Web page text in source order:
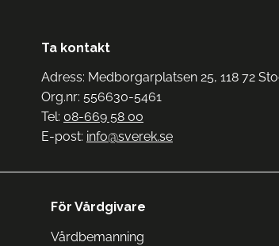
Ta kontakt
Adress: Medborgarplatsen 25, 118 72
Org.nr: 556630-5461
Tel: 08-669 58 00
E-post: info@sverek.se
För Vårdgivare
Vårdbemanning